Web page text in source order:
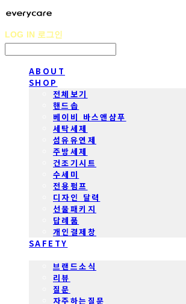
LOG IN 로그인
ABOUT
SHOP
전체보기
핸드솝
베이비 바스앤샴푸
세탁세제
섬유유연제
주방세제
건조기시트
수세미
전용펌프
디자인 달력
선물패키지
답례품
개인결제창
SAFETY
브랜드소식
리뷰
질문
자주하는질문